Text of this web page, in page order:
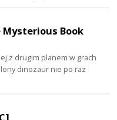
Book
z drugim planem w grach
dinozaur nie po raz